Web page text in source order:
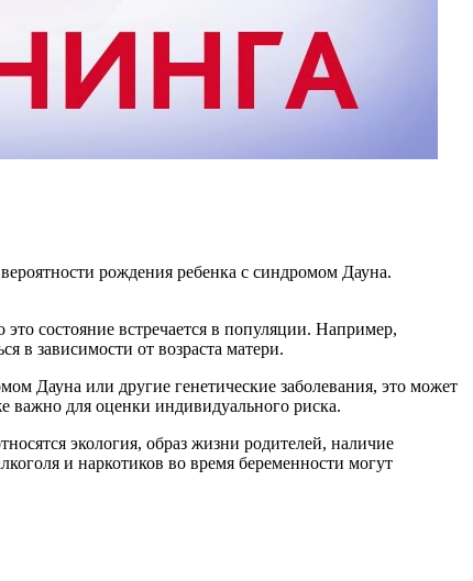
рождения ребенка с синдромом Дауна.
состояние встречается в популяции. Например,
в зависимости от возраста матери.
Дауна или другие генетические заболевания, это может
важно для оценки индивидуального риска.
экология, образ жизни родителей, наличие
и наркотиков во время беременности могут